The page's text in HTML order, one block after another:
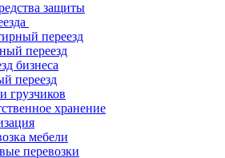
защиты
переезд
переезд
бизнеса
переезд
грузчиков
хранение
мебели
перевозки